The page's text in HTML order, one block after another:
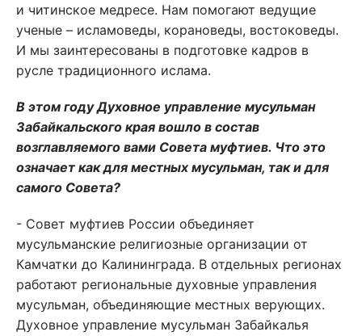
и читинское медресе. Нам помогают ведущие
ученые – исламоведы, корановеды, востоковеды.
И мы заинтересованы в подготовке кадров в
русле традиционного ислама.
В этом году Духовное управление мусульман
Забайкальского края вошло в состав
возглавляемого вами Совета муфтиев. Что это
означает как для местных мусульман, так и для
самого Совета?
- Совет муфтиев России объединяет
мусульманские религиозные организации от
Камчатки до Калининграда. В отдельных регионах
работают региональные духовные управления
мусульман, объединяющие местных верующих.
Духовное управление мусульман Забайкалья